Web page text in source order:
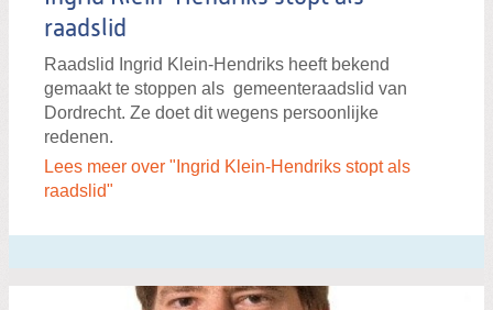
raadslid
Raadslid Ingrid Klein-Hendriks heeft bekend
gemaakt te stoppen als gemeenteraadslid van
Dordrecht. Ze doet dit wegens persoonlijke
redenen.
Lees meer over "Ingrid Klein-Hendriks stopt als
raadslid"